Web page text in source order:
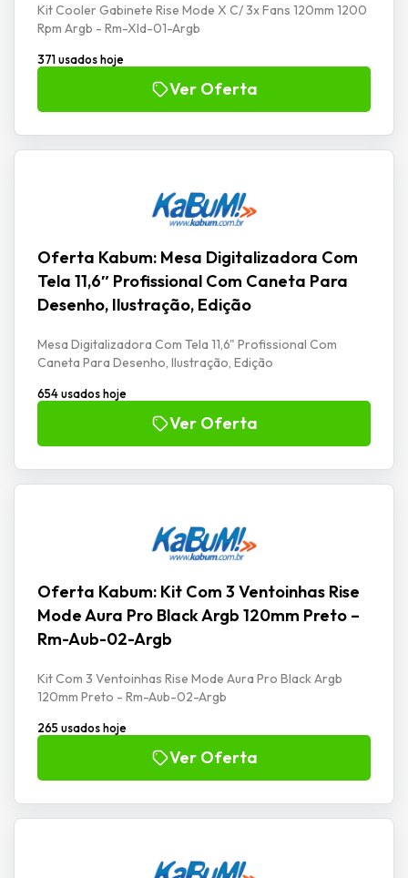
Kit Cooler Gabinete Rise Mode X C/ 3x Fans 120mm 1200
Rpm Argb - Rm-Xld-01-Argb
371 usados hoje
Ver Oferta
Oferta Kabum: Mesa Digitalizadora Com
Tela 11,6″ Profissional Com Caneta Para
Desenho, Ilustração, Edição
Mesa Digitalizadora Com Tela 11,6" Profissional Com
Caneta Para Desenho, Ilustração, Edição
654 usados hoje
Ver Oferta
Oferta Kabum: Kit Com 3 Ventoinhas Rise
Mode Aura Pro Black Argb 120mm Preto –
Rm-Aub-02-Argb
Kit Com 3 Ventoinhas Rise Mode Aura Pro Black Argb
120mm Preto - Rm-Aub-02-Argb
265 usados hoje
Ver Oferta